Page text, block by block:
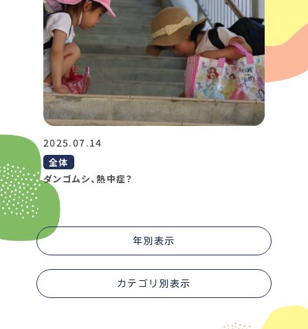
2025.07.14
全体
ダンゴムシ、熱中症？
年別表示
カテゴリ別表示